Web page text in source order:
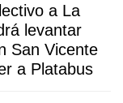
a La
levantar
San Vicente
a Platabus